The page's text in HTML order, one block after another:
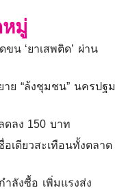
มู่
ขน ‘ยาเสพติด’ ผ่าน
ย “ล้งชุมชน” นครปฐม
ดลง 150 บาท
เดียวสะเทือนทั้งตลาด
ำลังซื้อ เพิ่มแรงส่ง